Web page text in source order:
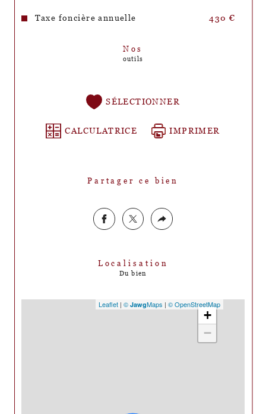
Taxe foncière annuelle 430 €
Nos
outils
SÉLECTIONNER
CALCULATRICE IMPRIMER
Partager ce bien
Localisation
Du bien
+
−
Leaflet | © JawgMaps | © OpenStreetMap